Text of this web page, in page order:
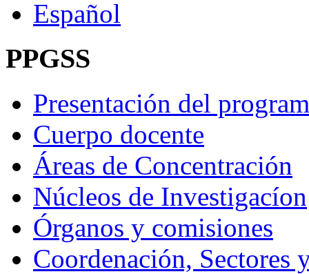
PPGSS
Presentación del
Cuerpo docente
Áreas de Concentración
Núcleos de Investigacíon
Órganos y comisiones
Coordenación, Sectores